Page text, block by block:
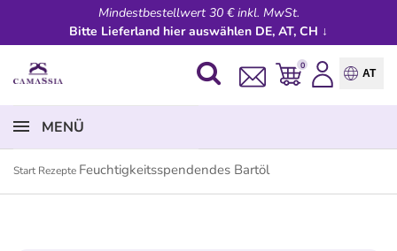
Mindestbestellwert 30 € inkl. MwSt.
Bitte Lieferland hier auswählen DE, AT, CH ↓
0
AT
MENÜ
StartRezepte Feuchtigkeitsspendendes Bartöl